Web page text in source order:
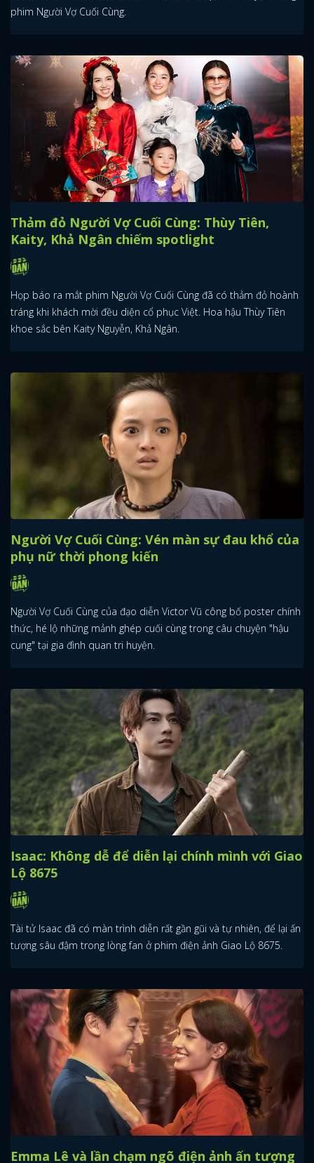
phim Người Vợ Cuối Cùng.
Thảm đỏ Người Vợ Cuối Cùng: Thùy Tiên,
Kaity, Khả Ngân chiếm spotlight
Họp báo ra mắt phim Người Vợ Cuối Cùng đã có thảm đỏ hoành
tráng khi khách mời đều diện cổ phục Việt. Hoa hậu Thùy Tiên
khoe sắc bên Kaity Nguyễn, Khả Ngân.
Người Vợ Cuối Cùng: Vén màn sự đau khổ của
phụ nữ thời phong kiến
Người Vợ Cuối Cùng của đạo diễn Victor Vũ công bố poster chính
thức, hé lộ những mảnh ghép cuối cùng trong câu chuyện "hậu
cung" tại gia đình quan tri huyện.
Isaac: Không dễ để diễn lại chính mình với Giao
Lộ 8675
Tài tử Isaac đã có màn trình diễn rất gần gũi và tự nhiên, để lại ấn
tượng sâu đậm trong lòng fan ở phim điện ảnh Giao Lộ 8675.
Emma Lê và lần chạm ngõ điện ảnh ấn tượng